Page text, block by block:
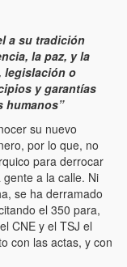
a su tradición
la paz, y la
legislación o
y garantías
humanos”
su nuevo
por lo que, no
para derrocar
a la calle. Ni
se ha derramado
el 350 para,
CNE y el TSJ el
con las actas, y con